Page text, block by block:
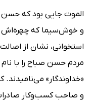
الموت جایی بود که حسن
و خوش‌سیما که
استخوانی، نشان از
مردم حسن صباح را با
«خداوندگار»
و صاحب کسب‌وکار